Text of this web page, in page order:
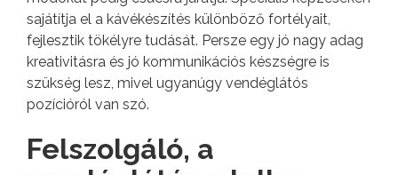
sajátítja el a kávékészítés különböző fortélyait,
fejlesztik tökélyre tudását. Persze egy jó nagy adag
kreativitásra és jó kommunikációs készségre is
szükség lesz, mivel ugyanúgy vendéglátós
pozícióról van szó.
Felszolgáló, a